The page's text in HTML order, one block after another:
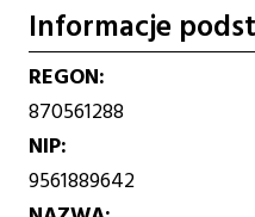
Informacje
REGON
870561288
NIP
9561889642